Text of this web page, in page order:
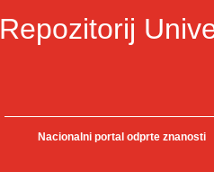
Repozitorij
Nacionalni portal odprte znanosti